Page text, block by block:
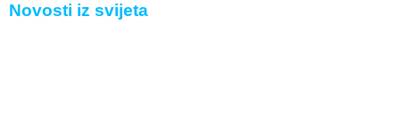
Novosti iz svijeta